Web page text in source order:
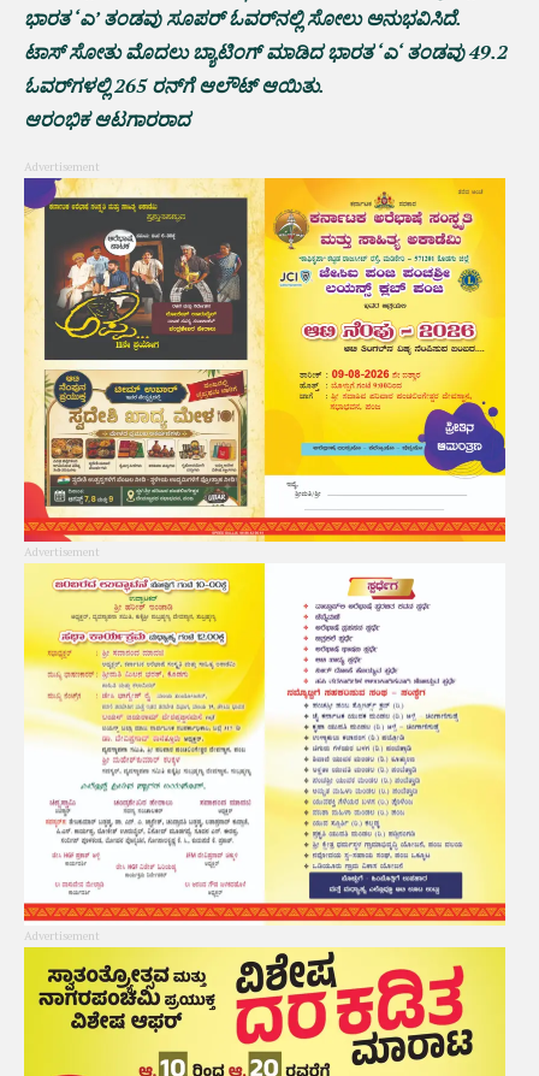
ಭಾರತ ‘ಎ’ ತಂಡವು ಸೂಪರ್‌ ಓವರ್‌ನಲ್ಲಿ ಸೋಲು ಅನುಭವಿಸಿದೆ.
ಟಾಸ್ ಸೋತು ಮೊದಲು ಬ್ಯಾಟಿಂಗ್ ಮಾಡಿದ ಭಾರತ ‘ಎ‘ ತಂಡವು 49.2
ಓವರ್‌ಗಳಲ್ಲಿ 265 ರನ್‌ಗೆ ಆಲೌಟ್ ಆಯಿತು.
ಆರಂಭಿಕ ಆಟಗಾರರಾದ
Advertisement
Advertisement
Advertisement